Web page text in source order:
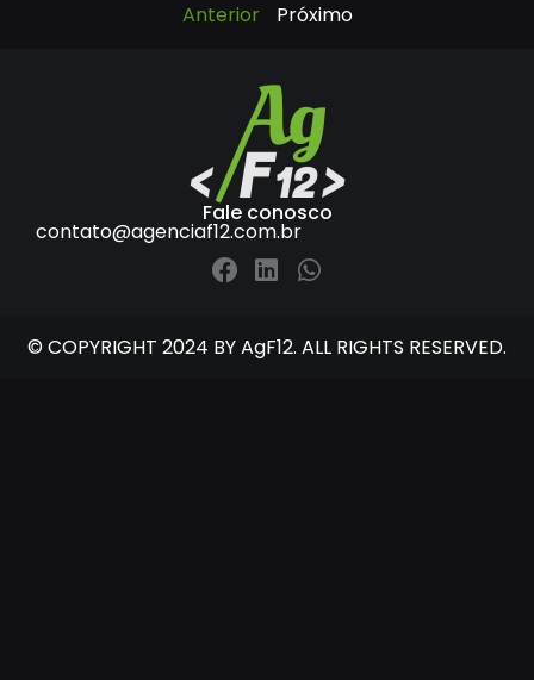
Anterior Próximo
Fale conosco
contato@agenciaf12.com.br
© COPYRIGHT 2024 BY AgF12. ALL RIGHTS RESERVED.